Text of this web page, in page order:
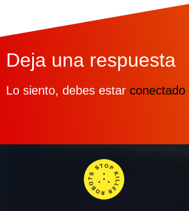
Deja una respuesta
Lo siento, debes estar conectado